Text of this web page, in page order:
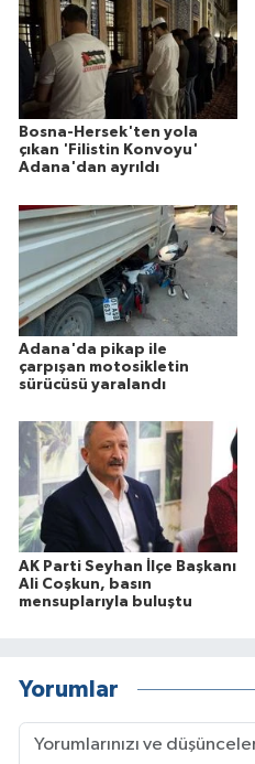
Bosna-Hersek'ten yola
çıkan 'Filistin Konvoyu'
Adana'dan ayrıldı
Adana'da pikap ile
çarpışan motosikletin
sürücüsü yaralandı
AK Parti Seyhan İlçe Başkanı
Ali Coşkun, basın
mensuplarıyla buluştu
Yorumlar